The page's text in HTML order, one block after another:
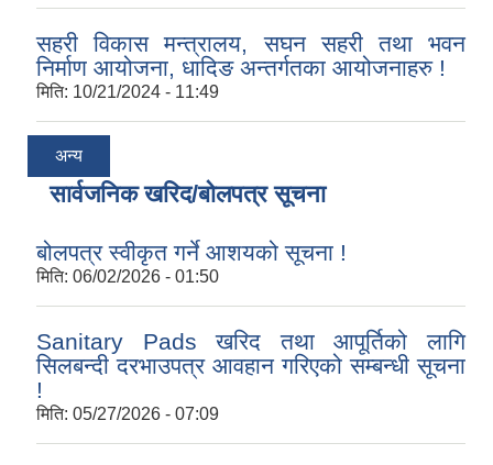
सहरी विकास मन्त्रालय, सघन सहरी तथा भवन
निर्माण आयोजना, धादिङ अन्तर्गतका आयोजनाहरु !
मिति: 10/21/2024 - 11:49
अन्य
सार्वजनिक खरिद/बोलपत्र सूचना
बोलपत्र स्वीकृत गर्ने आशयको सूचना !
मिति: 06/02/2026 - 01:50
Sanitary Pads खरिद तथा आपूर्तिको लागि
सिलबन्दी दरभाउपत्र आवहान गरिएको सम्बन्धी सूचना
!
मिति: 05/27/2026 - 07:09